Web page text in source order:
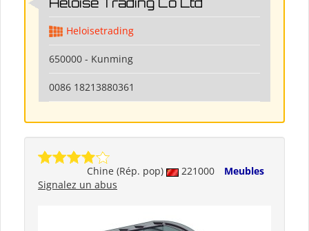
Heloise Trading Co Ltd
Heloisetrading
650000 - Kunming
0086 18213880361
Chine (Rép. pop) 221000
Meubles
Signalez un abus